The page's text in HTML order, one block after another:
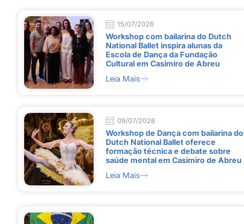
15/07/2026
Workshop com bailarina do Dutch
National Ballet inspira alunas da
Escola de Dança da Fundação
Cultural em Casimiro de Abreu
Leia Mais
09/07/2026
Workshop de Dança com bailarina do
Dutch National Ballet oferece
formação técnica e debate sobre
saúde mental em Casimiro de Abreu
Leia Mais